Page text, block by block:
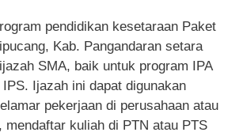
pendidikan kesetaraan Paket
Kab. Pangandaran setara
SMA, baik untuk program IPA
IPS. Ijazah ini dapat digunakan
pekerjaan di perusahaan atau
mendaftar kuliah di PTN atau PTS